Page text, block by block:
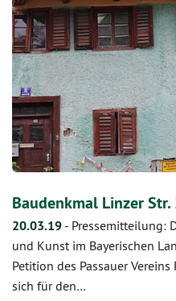
Baudenkmal Linzer Str.
20.03.19 - Pressemitteilung:
und Kunst im Bayerischen
Petition des Passauer
sich für den…